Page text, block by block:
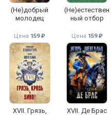
(Не)добрый
молодец
(Не)естествен
ный отбор
Цена 159 ₽
XVII. Грязь,
Цена 159 ₽
XVII. Де Брас